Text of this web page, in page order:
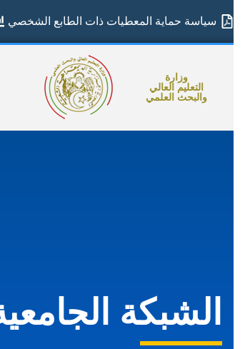
سياسة حماية المعطيات ذات الطابع الشخصي
وزارة
التعليم العالي
والبحث العلمي
الشبكة الجامعية